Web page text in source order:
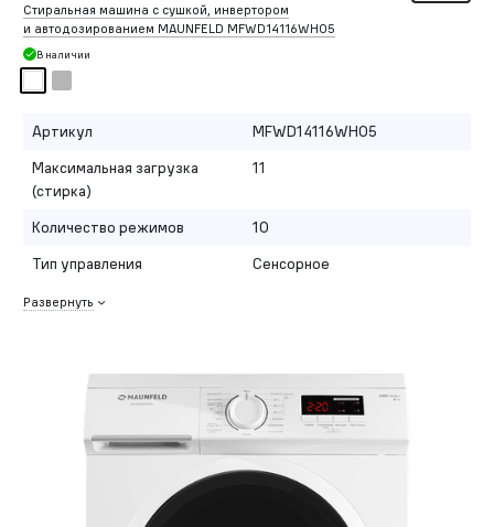
Стиральная машина c сушкой, инвертором
и автодозированием MAUNFELD MFWD14116WH05
В наличии
Артикул
MFWD14116WH05
Максимальная загрузка
(стирка)
11
Количество режимов
10
Тип управления
Сенсорное
Развернуть